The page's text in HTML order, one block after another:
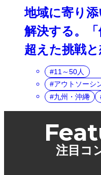
地域に寄り
解決する。
超えた挑戦
11～50人
アウトソーシ
九州・沖縄
注目コ